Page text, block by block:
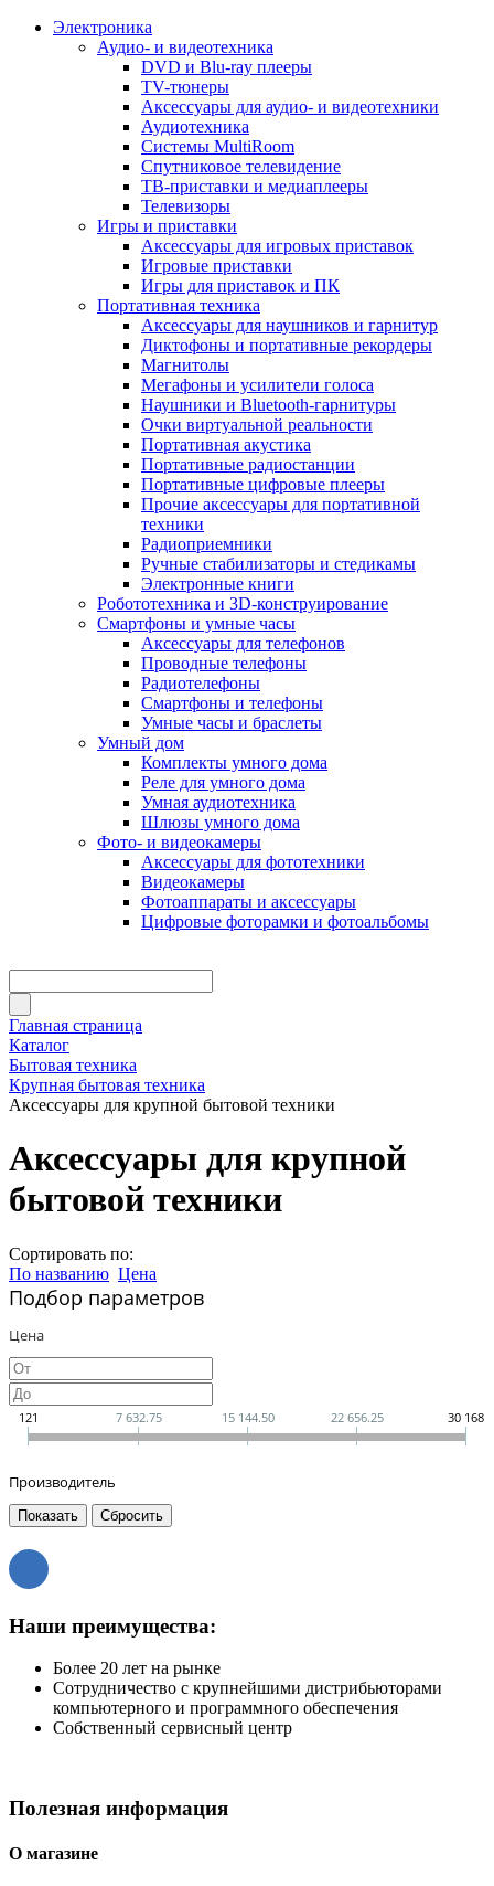
Электроника
Аудио- и видеотехника
DVD и Blu-ray плееры
TV-тюнеры
Аксессуары для аудио- и видеотехники
Аудиотехника
Системы MultiRoom
Спутниковое телевидение
ТВ-приставки и медиаплееры
Телевизоры
Игры и приставки
Аксессуары для игровых приставок
Игровые приставки
Игры для приставок и ПК
Портативная техника
Аксессуары для наушников и гарнитур
Диктофоны и портативные рекордеры
Магнитолы
Мегафоны и усилители голоса
Наушники и Bluetooth-гарнитуры
Очки виртуальной реальности
Портативная акустика
Портативные радиостанции
Портативные цифровые плееры
Прочие аксессуары для портативной
техники
Радиоприемники
Ручные стабилизаторы и стедикамы
Электронные книги
Робототехника и 3D-конструирование
Смартфоны и умные часы
Аксессуары для телефонов
Проводные телефоны
Радиотелефоны
Смартфоны и телефоны
Умные часы и браслеты
Умный дом
Комплекты умного дома
Реле для умного дома
Умная аудиотехника
Шлюзы умного дома
Фото- и видеокамеры
Аксессуары для фототехники
Видеокамеры
Фотоаппараты и аксессуары
Цифровые фоторамки и фотоальбомы
Главная страница
Каталог
Бытовая техника
Крупная бытовая техника
Аксессуары для крупной бытовой техники
Аксессуары для крупной
бытовой техники
Сортировать по:
По названию Цена
Подбор параметров
Цена
121 7 632.75 15 144.50 22 656.25 30 168
Производитель
Наши преимущества:
Более 20 лет на рынке
Сотрудничество с крупнейшими дистрибьюторами
компьютерного и программного обеспечения
Собственный сервисный центр
Полезная информация
О магазине